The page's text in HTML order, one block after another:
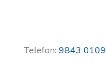
Telefon: 9843 0109